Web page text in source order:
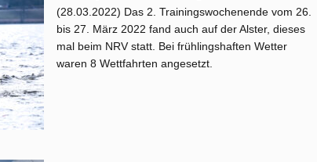
(28.03.2022) Das 2. Trainingswochenende vom 26.
bis 27. März 2022 fand auch auf der Alster, dieses
mal beim NRV statt. Bei frühlingshaften Wetter
waren 8 Wettfahrten angesetzt.